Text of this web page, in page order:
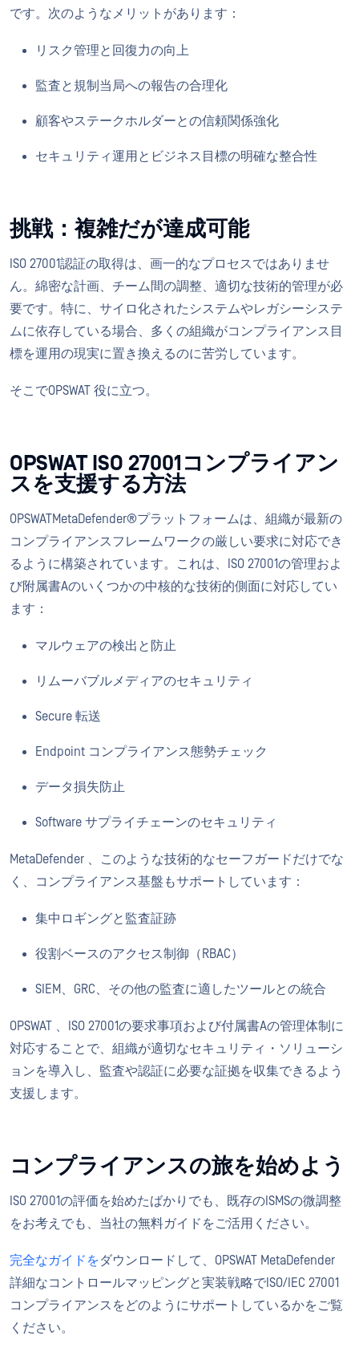
です。次のようなメリットがあります：
リスク管理と回復力の向上
監査と規制当局への報告の合理化
顧客やステークホルダーとの信頼関係強化
セキュリティ運用とビジネス目標の明確な整合性
挑戦：複雑だが達成可能
ISO 27001認証の取得は、画一的なプロセスではありませ
ん。綿密な計画、チーム間の調整、適切な技術的管理が必
要です。特に、サイロ化されたシステムやレガシーシステ
ムに依存している場合、多くの組織がコンプライアンス目
標を運用の現実に置き換えるのに苦労しています。
そこでOPSWAT 役に立つ。
OPSWAT ISO 27001コンプライアン
スを支援する方法
OPSWATMetaDefender®プラットフォームは、組織が最新の
コンプライアンスフレームワークの厳しい要求に対応でき
るように構築されています。これは、ISO 27001の管理およ
び附属書Aのいくつかの中核的な技術的側面に対応してい
ます：
マルウェアの検出と防止
リムーバブルメディアのセキュリティ
Secure 転送
Endpoint コンプライアンス態勢チェック
データ損失防止
Software サプライチェーンのセキュリティ
MetaDefender 、このような技術的なセーフガードだけでな
く、コンプライアンス基盤もサポートしています：
集中ロギングと監査証跡
役割ベースのアクセス制御（RBAC）
SIEM、GRC、その他の監査に適したツールとの統合
OPSWAT 、ISO 27001の要求事項および付属書Aの管理体制に
対応することで、組織が適切なセキュリティ・ソリューシ
ョンを導入し、監査や認証に必要な証拠を収集できるよう
支援します。
コンプライアンスの旅を始めよう
ISO 27001の評価を始めたばかりでも、既存のISMSの微調整
をお考えでも、当社の無料ガイドをご活用ください。
完全なガイドをダウンロードして、OPSWAT MetaDefender
詳細なコントロールマッピングと実装戦略でISO/IEC 27001
コンプライアンスをどのようにサポートしているかをご覧
ください。